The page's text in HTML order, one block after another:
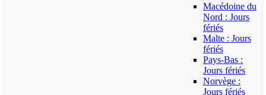
Macédoine du
Nord : Jours
fériés
Malte : Jours
fériés
Pays-Bas :
Jours fériés
Norvège :
Jours fériés